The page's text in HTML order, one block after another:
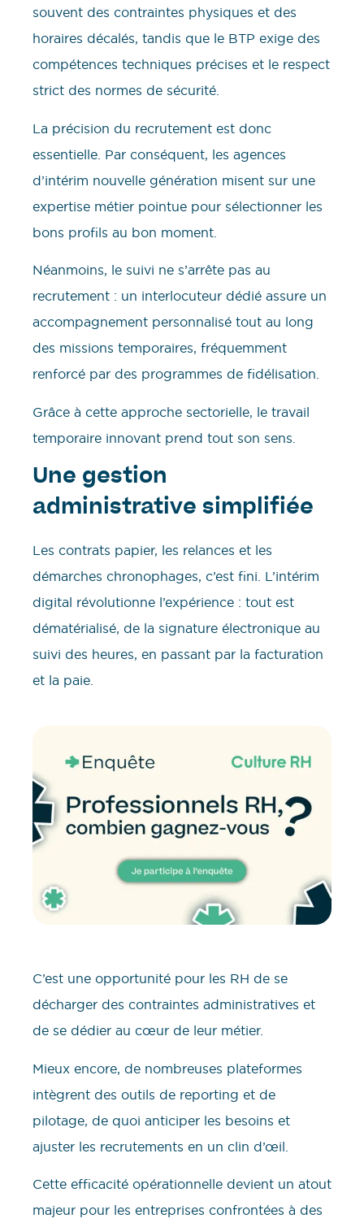
souvent des contraintes physiques et des
horaires décalés, tandis que le BTP exige des
compétences techniques précises et le respect
strict des normes de sécurité.
La précision du recrutement est donc
essentielle. Par conséquent, les agences
d’intérim nouvelle génération misent sur une
expertise métier pointue pour sélectionner les
bons profils au bon moment.
Néanmoins, le suivi ne s’arrête pas au
recrutement : un interlocuteur dédié assure un
accompagnement personnalisé tout au long
des missions temporaires, fréquemment
renforcé par des programmes de fidélisation.
Grâce à cette approche sectorielle, le travail
temporaire innovant prend tout son sens.
Une gestion
administrative simplifiée
Les contrats papier, les relances et les
démarches chronophages, c’est fini. L’intérim
digital révolutionne l’expérience : tout est
dématérialisé, de la signature électronique au
suivi des heures, en passant par la facturation
et la paie.
C’est une opportunité pour les RH de se
décharger des contraintes administratives et
de se dédier au cœur de leur métier.
Mieux encore, de nombreuses plateformes
intègrent des outils de reporting et de
pilotage, de quoi anticiper les besoins et
ajuster les recrutements en un clin d’œil.
Cette efficacité opérationnelle devient un atout
majeur pour les entreprises confrontées à des